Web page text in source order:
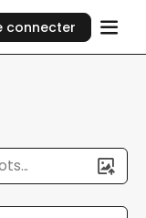
connecter